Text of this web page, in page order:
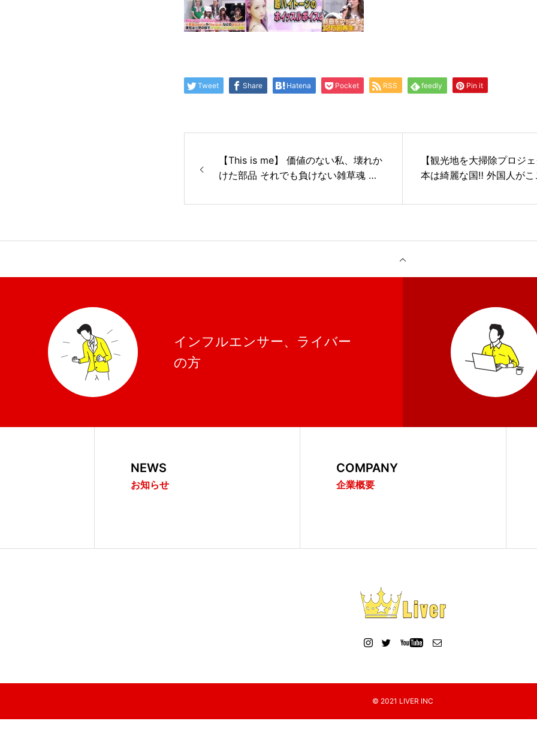
Tweet Share Hatena Pocket RSS feedly Pin it
【This is me】 価値のない私、壊れか
けた部品 それでも負けない雑草魂 欠
しました。
【観光地を大掃除プロジ
本は綺麗な国‼️ 外国人がこ
フルエンサーを抱える
インフルエンサー、ライバー
の方
NEWS
お知らせ
COMPANY
企業概要
© 2021 LIVER INC